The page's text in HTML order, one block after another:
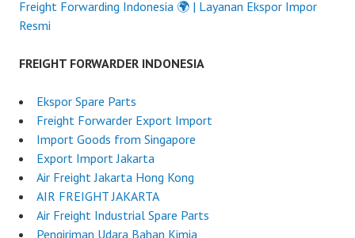
Freight Forwarding Indonesia 🌍 | Layanan Ekspor Impor
Resmi
FREIGHT FORWARDER INDONESIA
Ekspor Spare Parts
Freight Forwarder Export Import
Import Goods from Singapore
Export Import Jakarta
Air Freight Jakarta Hong Kong
AIR FREIGHT JAKARTA
Air Freight Industrial Spare Parts
Pengiriman Udara Bahan Kimia